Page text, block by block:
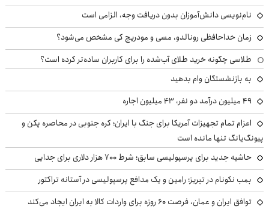
نام‌نویسی دانش‌آموزان بدون دریافت وجه، الزامی است
زمان خداحافظی رونالدو، مسی و مودریچ کی مشخص می‌شود؟
طلاسی چگونه خرید طلای آب‌شده را برای کاربران ساده‌تر کرده است؟
به بازنشستگان وام بدهید
49 میلیون درآمد دو نفر، 43 میلیون اجاره
اعزام تمام تجهیزات آمریکا برای جنگ با ایران؛ کره جنوبی در محاصره پکن و
پیونگ‌یانگ تنها مانده است
حاشیه جدید برای پرسپولیسی سابق؛ شرط ۷۰۰ هزار دلاری برای جدایی
بمب نکونام در تبریز؛ رامین و یک مدافع پرسپولیسی در آستانه تراکتور
توافق ایران و عمان، فرصت ۶۰ روزه برای واردات کالا به ایران ایجاد می‌کند